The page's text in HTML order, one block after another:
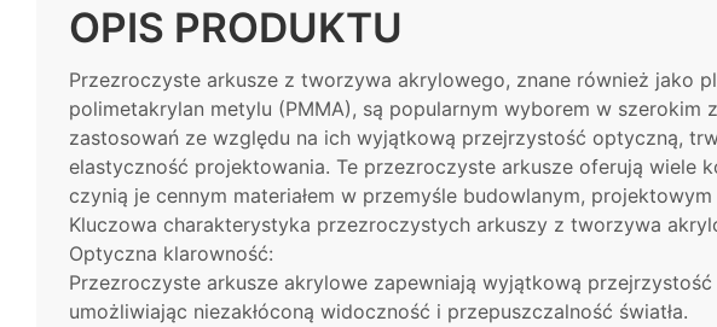
OPIS PRODUKTU
Przezroczyste arkusze z tworzywa akrylowego, znane również jako
polimetakrylan metylu (PMMA), są popularnym wyborem w szerokim
zastosowań ze względu na ich wyjątkową przejrzystość optyczną,
elastyczność projektowania. Te przezroczyste arkusze oferują wiele
czynią je cennym materiałem w przemyśle budowlanym,
Kluczowa charakterystyka przezroczystych arkuszy z tworzywa
Optyczna klarowność:
Przezroczyste arkusze akrylowe zapewniają wyjątkową
umożliwiając niezakłóconą widoczność i przepuszczalność światła.